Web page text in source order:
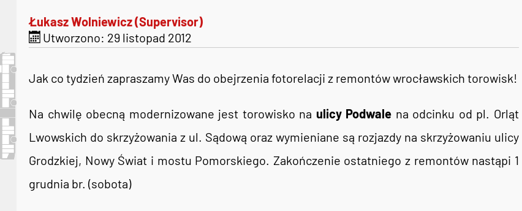
Łukasz Wolniewicz (Supervisor)
Utworzono: 29 listopad 2012
Jak co tydzień zapraszamy Was do obejrzenia fotorelacji z remontów wrocławskich torowisk!
Na chwilę obecną modernizowane jest torowisko na ulicy Podwale na odcinku od pl. Orląt
Lwowskich do skrzyżowania z ul. Sądową oraz wymieniane są rozjazdy na skrzyżowaniu ulicy
Grodzkiej, Nowy Świat i mostu Pomorskiego. Zakończenie ostatniego z remontów nastąpi 1
grudnia br. (sobota)